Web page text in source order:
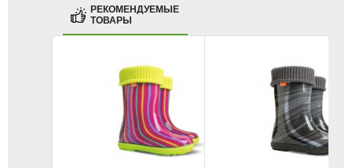
РЕКОМЕНДУЕМЫЕ
ТОВАРЫ